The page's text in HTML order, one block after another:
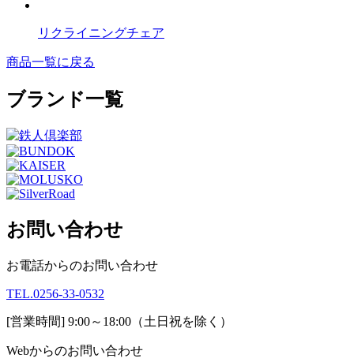
リクライニングチェア
商品一覧に戻る
ブランド一覧
お問い合わせ
お電話からのお問い合わせ
TEL.0256-33-0532
[営業時間] 9:00～18:00 （土日祝を除く）
Webからのお問い合わせ